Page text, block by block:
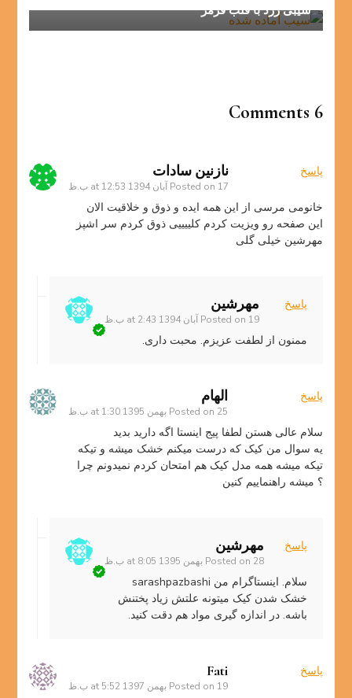
سیبی زرد با قلب قرمز
6 Comments
نازنین سادات
Posted on 17 آبان 1394 at 12:53 ب.ظ
پاسخ
خانومی مرسی از این همه ایده و ذوق و خلاقیت الان
این صفحه رو ویزیت کردم کلییییی ذوق کردم سر اشپز
مهرشین خیلی گلی
مهرشین
Posted on 19 آبان 1394 at 2:43 ب.ظ
پاسخ
ممنون از لطفت عزیزم. محبت داری.
الهام
Posted on 25 بهمن 1395 at 1:30 ب.ظ
پاسخ
سلام عالی هستن لطفا پیج اینستا اگه دارید بدید
یه سوال من کیک که درست میکنم خشک میشه و تیکه
تیکه میشه همه مدل کیک هم امتحان کردم نمیدونم چرا
؟ میشه راهنماییم کنین
مهرشین
Posted on 28 بهمن 1395 at 8:05 ب.ظ
پاسخ
سلام. اینستاگرام من sarashpazbashi
خشک شدن کیک میتونه علتش زیاد پختنش
باشه. در اندازه گیری مواد هم دقت کنید.
Fati
Posted on 19 بهمن 1397 at 5:52 ب.ظ
پاسخ